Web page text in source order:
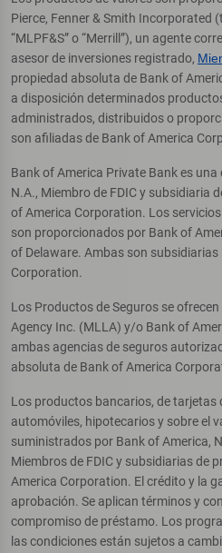
Pierce, Fenner & Smith Incorporated
“MLPF&S” o “Merrill”), un agente
asesor de inversiones registrado,
propiedad absoluta de Bank of
a disposición determinados
administrados, distribuidos o
son afiliadas de Bank of America
Bank of America Private Bank es
N.A., Miembro de FDIC y subsidiaria
of America Corporation. Los
son proporcionados por Bank of
of Delaware. Ambas son
Corporation.
Los Productos de Seguros se
Agency Inc. (MLLA) y/o Bank of
ambas agencias de seguros
absoluta de Bank of America
Los productos bancarios, de tarjetas
automóviles, hipotecarios y sobre el
suministrados por Bank of America,
Miembros de FDIC y subsidiarias de
America Corporation. El crédito y la
aprobación. Se aplican términos y
compromiso de préstamo. Los
las condiciones están sujetos a